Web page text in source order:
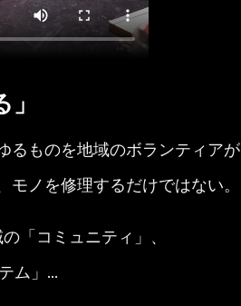
るものを地域のボランティアが
ノを修理するだけではない。
「コミュニティ」、
ム」…